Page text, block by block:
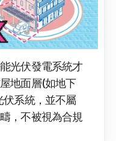
光伏發電系統才
地面層(如地下
系統，並不屬
，不被視為合規